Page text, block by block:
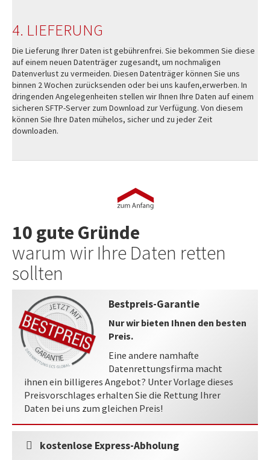
4. LIEFERUNG
Die Lieferung Ihrer Daten ist gebührenfrei. Sie bekommen Sie diese
auf einem neuen Datenträger zugesandt, um nochmaligen
Datenverlust zu vermeiden. Diesen Datenträger können Sie uns
binnen 2 Wochen zurücksenden oder bei uns kaufen,erwerben. In
dringenden Angelegenheiten stellen wir Ihnen Ihre Daten auf einem
sicheren SFTP-Server zum Download zur Verfügung. Von diesem
können Sie Ihre Daten mühelos, sicher und zu jeder Zeit
downloaden.
10 gute Gründe
warum wir Ihre Daten retten
sollten
Bestpreis-Garantie
Nur wir bieten Ihnen den besten
Preis.
Eine andere namhafte
Datenrettungsfirma macht
ihnen ein billigeres Angebot? Unter Vorlage dieses
Preisvorschlages erhalten Sie die Rettung Ihrer
Daten bei uns zum gleichen Preis!
kostenlose Express-Abholung